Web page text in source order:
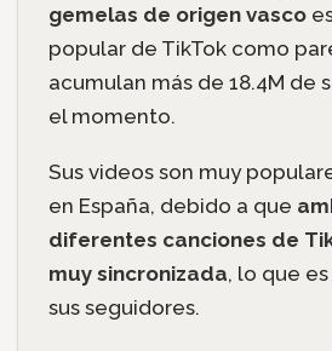
gemelas de origen vasco
popular de TikTok como
acumulan más de 18.4M de
el momento.
Sus videos son muy
en España, debido a que
diferentes canciones de
muy sincronizada, lo que
sus seguidores.